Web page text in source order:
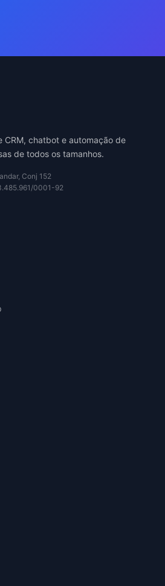
CRM, chatbot e automação de
de todos os tamanhos.
Conj 152
0001-92